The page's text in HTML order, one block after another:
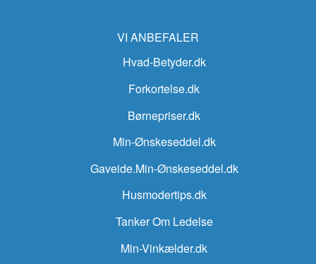
VI ANBEFALER
Hvad-Betyder.dk
Forkortelse.dk
Børnepriser.dk
Min-Ønskeseddel.dk
Gaveide.Min-Ønskeseddel.dk
Husmodertips.dk
Tanker Om Ledelse
Min-Vinkælder.dk